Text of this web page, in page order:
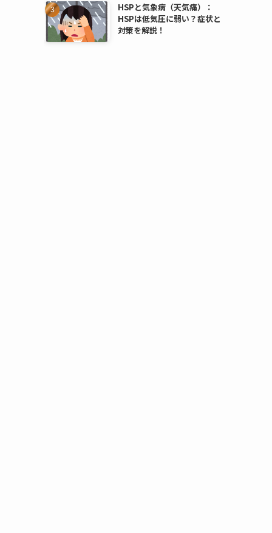
HSPと気象病（天気痛）：
HSPは低気圧に弱い？症状と
対策を解説！